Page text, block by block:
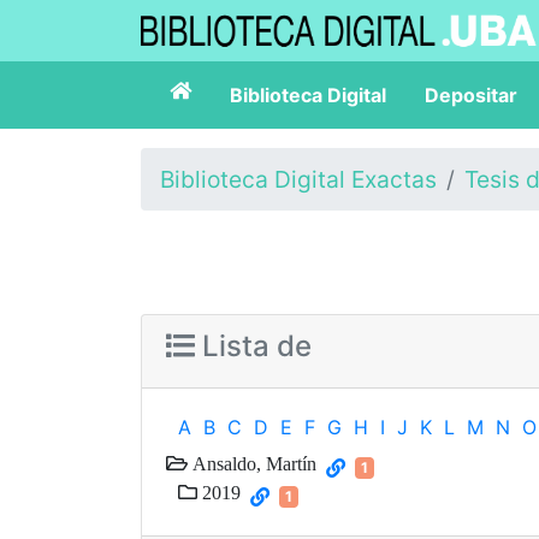
Biblioteca Digital Depositar
Biblioteca Digital Exactas Tesis
Lista de
A B C D E F G H I J K L M N O
Ansaldo, Martín 1
2019 1